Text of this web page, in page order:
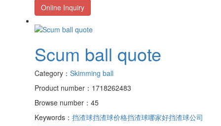
Online Inquiry
Scum ball quote
Category： Skimming ball
Product number：1718262483
Browse number：45
Keywords： 挡渣球挡渣球价格挡渣球哪家好挡渣球公司